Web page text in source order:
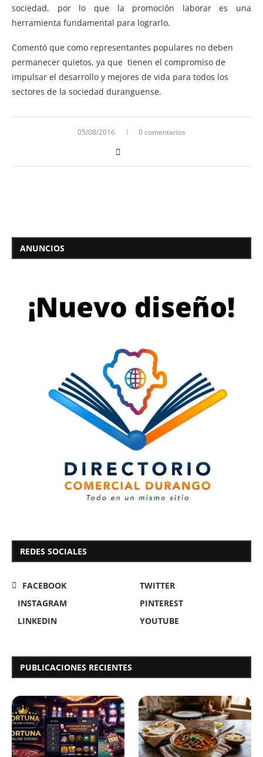
sociedad, por lo que la promoción laborar es una
herramienta fundamental para lograrlo.
Comentó que como representantes populares no deben
permanecer quietos, ya que tienen el compromiso de
impulsar el desarrollo y mejores de vida para todos los
sectores de la sociedad duranguense.
05/08/2016 0 comentarios
ANUNCIOS
REDES SOCIALES
FACEBOOK
TWITTER
INSTAGRAM
PINTEREST
LINKEDIN
YOUTUBE
PUBLICACIONES RECIENTES